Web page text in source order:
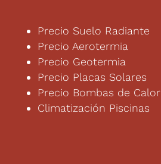
Precio Suelo Radiante
Precio Aerotermia
Precio Geotermia
Precio Placas Solares
Precio Bombas de Calor
Climatización Piscinas